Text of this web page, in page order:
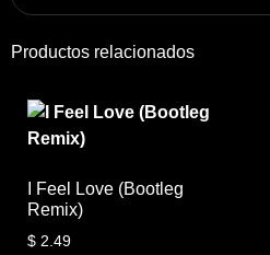
Productos relacionados
I Feel Love (Bootleg
Remix)
$ 2.49